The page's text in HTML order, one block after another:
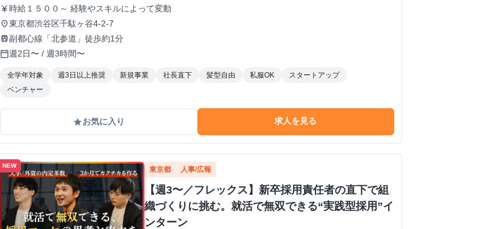
currency_yen時給１５００～ 経験やスキルによって変動
place東京都渋谷区千駄ヶ谷4-2-7
train副都心線「北参道」徒歩約1分
calendar_today週2日〜 / 週3時間〜
全学年対象 週3日以上推奨 新規事業 社長直下 髪型自由 私服OK
スタートアップ
ベンチャー
gradeお気に入り 求人を見る
NEW 東京都 人事/広報
【週3〜／フレックス】新卒採用責任者の直下で組
織づくりに挑む。就活で無双できる“実践型採用”イ
ンターン